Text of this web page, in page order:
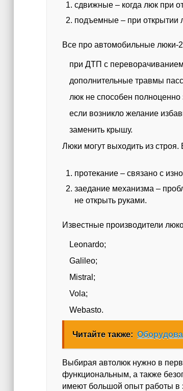
сдвижные – когда люк при
подъемные – при открытии
Все про автомобильные люки-
при ДТП с
дополнительные травмы
люк не способен полноценно
если возникло желание
заменить крышу.
Люки могут выходить из
протекание – связано с
заедание механизма –
не открыть руками.
Известные производители
Leonardo;
Galileo;
Mistral;
Vola;
Webasto.
Читайте также:
Выбирая автолюк нужно в
функциональным, а также
имеют большой опыт работы в